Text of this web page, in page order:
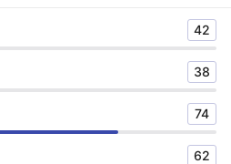
42
38
74
62